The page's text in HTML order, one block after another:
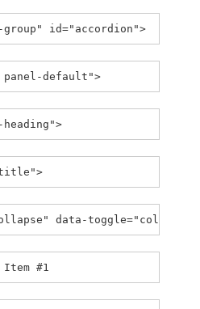
id="accordion">
default">
title">
data-
#1